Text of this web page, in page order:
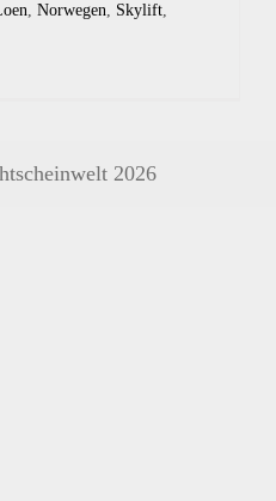
, Norwegen, Skylift,
2026